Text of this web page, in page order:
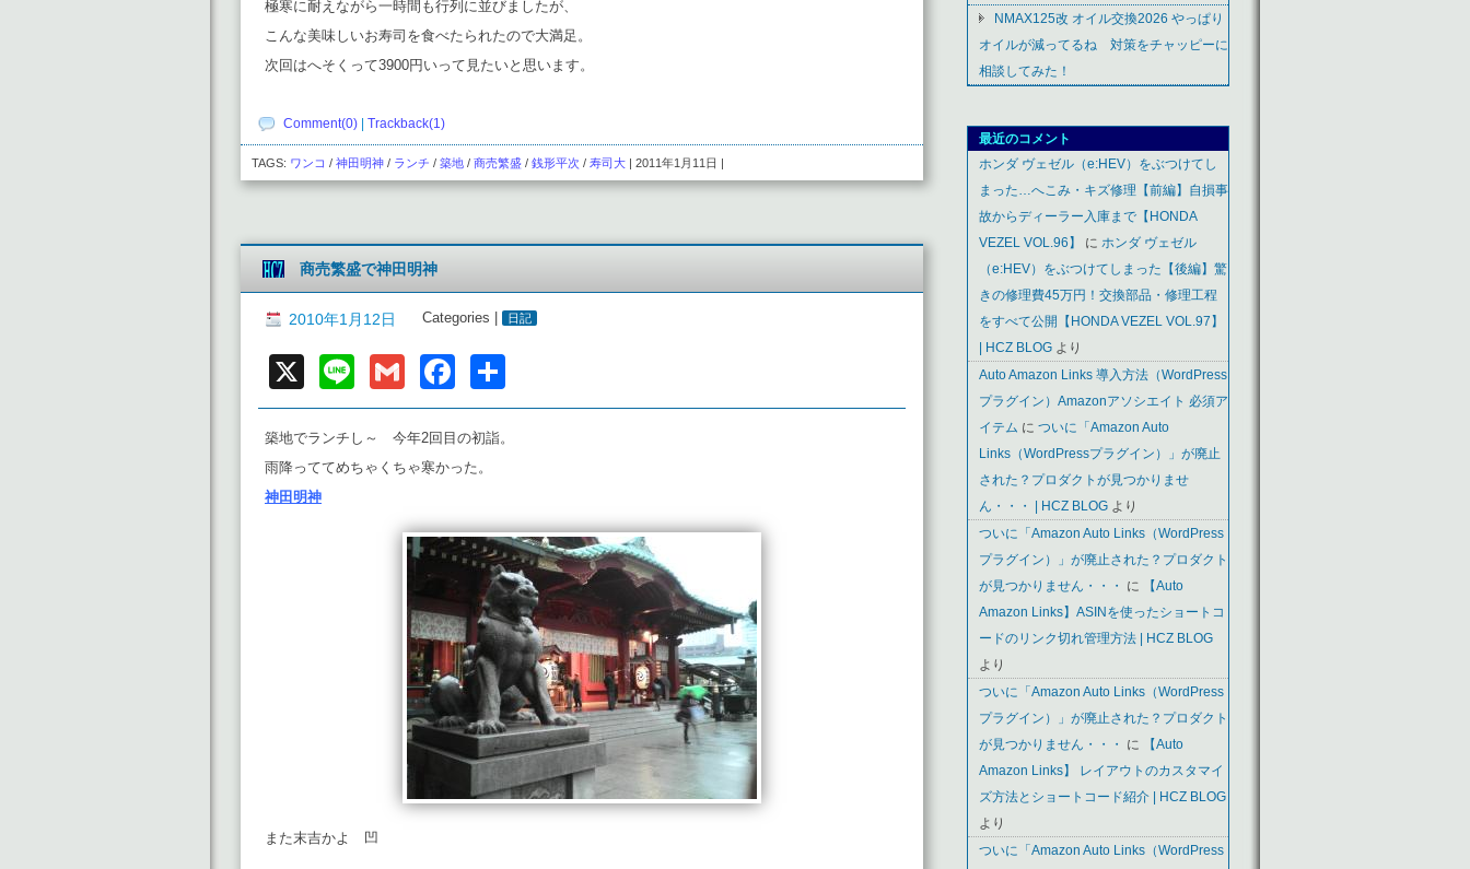
極寒に耐えながら一時間も行列に並びましたが、
こんな美味しいお寿司を食べたられたので大満足。
次回はへそくって3900円いって見たいと思います。
Comment(0) Trackback(1)
TAGS: ワンコ / 神田明神 / ランチ / 築地 / 商売繁盛 / 銭形平次 / 寿司大 | 2011年1月11日 |
商売繁盛で神田明神
2010年1月12日 Categories | 日記
X Line GmailFacebook
有
築地でランチし～ 今年2回目の初詣。
雨降っててめちゃくちゃ寒かった。
神田明神
また末吉かよ 凹
NMAX125改 オイル交換2026 やっぱり
オイルが減ってるね 対策をチャッピーに
相談してみた！
最近のコメント
ホンダ ヴェゼル（e:HEV）をぶつけてし
まった…へこみ・キズ修理【前編】自損事
故からディーラー入庫まで【HONDA
VEZEL VOL.96】
に ホンダ ヴェゼル
（e:HEV）をぶつけてしまった【後編】驚
きの修理費45万円！交換部品・修理工程
をすべて公開【HONDA VEZEL VOL.97】
| HCZ BLOG より
Auto Amazon Links 導入方法（WordPress
プラグイン）Amazonアソシエイト 必須ア
イテム に ついに「Amazon Auto
Links（WordPressプラグイン）」が廃止
された？プロダクトが見つかりませ
ん・・・ | HCZ BLOG より
ついに「Amazon Auto Links（WordPress
プラグイン）」が廃止された？プロダクト
が見つかりません・・・
に
【Auto
Amazon Links】ASINを使ったショートコ
ードのリンク切れ管理方法 | HCZ BLOG
より
ついに「Amazon Auto Links（WordPress
プラグイン）」が廃止された？プロダクト
が見つかりません・・・
に
【Auto
Amazon Links】 レイアウトのカスタマイ
ズ方法とショートコード紹介 | HCZ BLOG
より
ついに「Amazon Auto Links（WordPress